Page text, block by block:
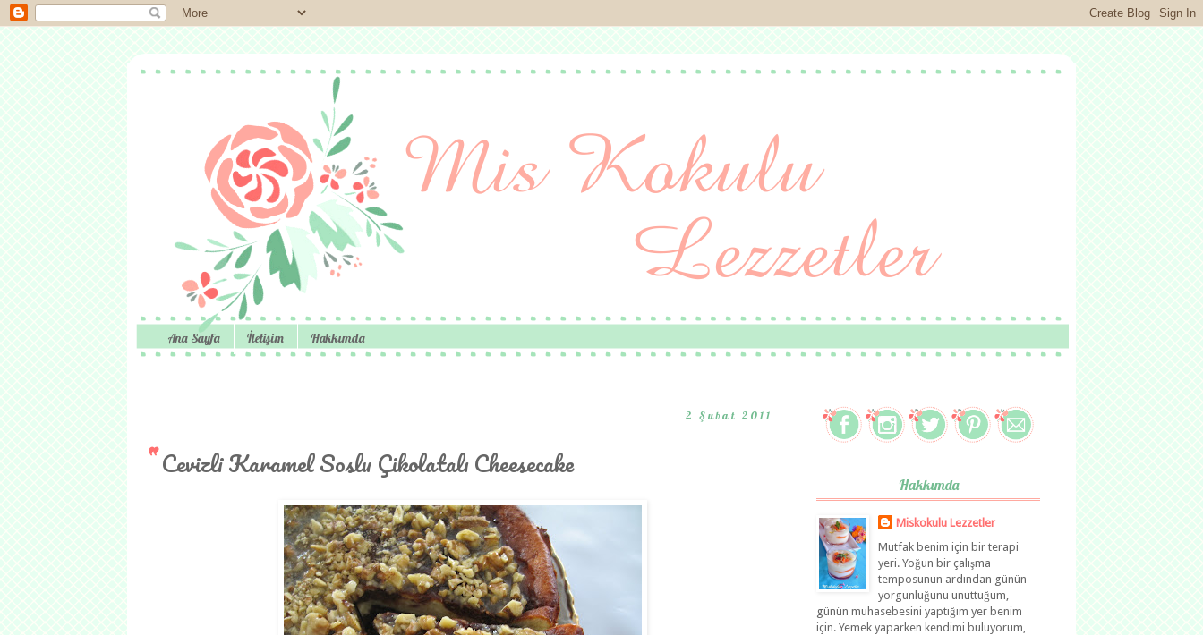
Ana Sayfa İletişim Hakkımda
2 Şubat 2011
Cevizli Karamel Soslu Çikolatalı Cheesecake
Hakkımda
Miskokulu Lezzetler
Mutfak benim için bir terapi
yeri. Yoğun bir çalışma
temposunun ardından günün
yorgunluğunu unuttuğum,
günün muhasebesini yaptığım yer benim
için. Yemek yaparken kendimi buluyorum,